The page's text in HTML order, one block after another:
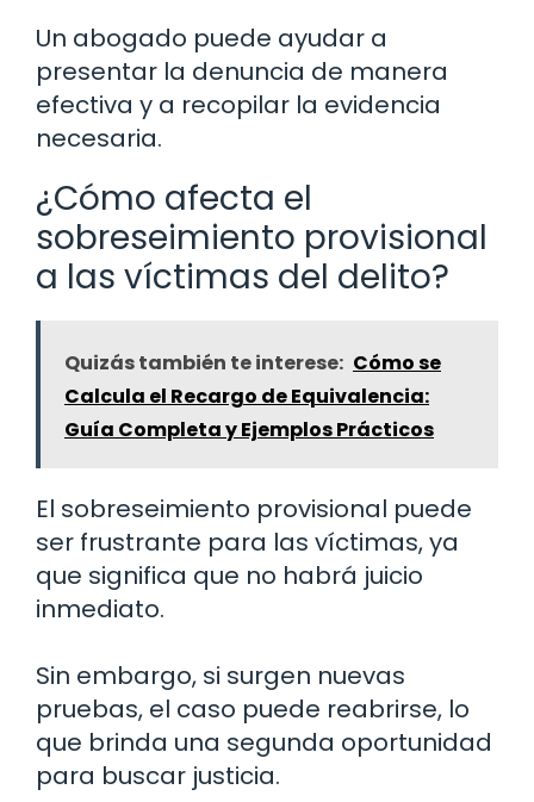
Un abogado puede ayudar a
presentar la denuncia de manera
efectiva y a recopilar la evidencia
necesaria.
¿Cómo afecta el
sobreseimiento provisional
a las víctimas del delito?
Quizás también te interese: Cómo se
Calcula el Recargo de Equivalencia:
Guía Completa y Ejemplos Prácticos
El sobreseimiento provisional puede
ser frustrante para las víctimas, ya
que significa que no habrá juicio
inmediato.
Sin embargo, si surgen nuevas
pruebas, el caso puede reabrirse, lo
que brinda una segunda oportunidad
para buscar justicia.